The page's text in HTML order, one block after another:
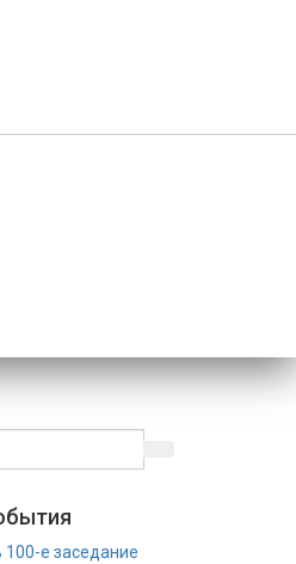
100-е заседание